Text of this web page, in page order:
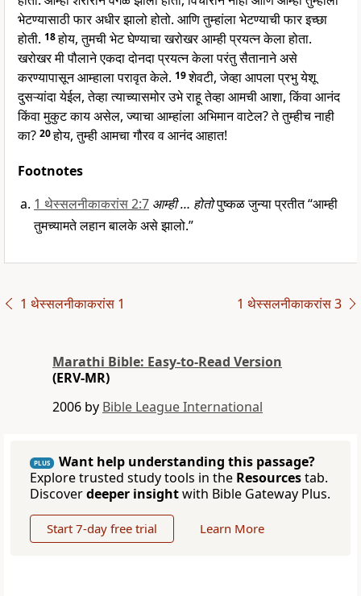
भेटण्यासाठी फार अधीर झालो होतो. आणि तुम्हांला भेटण्याची फार इच्छा
होती. 18होय, तुमची भेट घेण्याचा खरोखर आम्ही प्रयत्न केला होता.
खरोखर मी पौलाने एकदा दोनदा प्रयत्न केला परंतु सैतानाने असे
करण्यापासून आम्हाला परावृत केले. 19शेवटी, जेव्हा आपला प्रभु येशू
दुसऱ्यांदा येईल, तेव्हा त्याच्यासमोर उभे राहू तेव्हा आमची आशा, किंवा आनंद
किंवा मुकुट काय असेल, ज्याचा आम्हांला अभिमान वाटेल? ते तुम्हीच नाही
का? 20होय, तुम्ही आमचा गौरव व आनंद आहात!
Footnotes
1 थेस्सलनीकाकरांस 2:7 आम्ही … होतोपुष्कळ जुन्या प्रतीत “आम्ही
तुमच्यामते लहान बालके असे झालो.”
1 थेस्सलनीकाकरांस 1 1 थेस्सलनीकाकरांस 3
Marathi Bible: Easy-to-Read Version
(ERV-MR)
2006 by Bible League International
PLUS
Want help understanding this passage?
Explore trusted study tools in the Resourcestab.
Discoverdeeper insightwith Bible Gateway Plus.
Start 7-day free trial Learn More